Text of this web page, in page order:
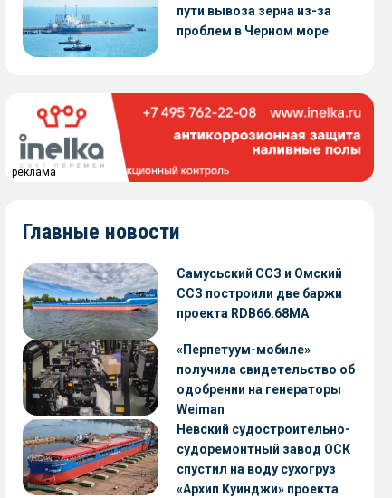
пути вывоза зерна из-за
проблем в Черном море
реклама
Главные новости
Самусьский ССЗ и Омский
ССЗ построили две баржи
проекта RDB66.68МА
«Перпетуум-мобиле»
получила свидетельство об
одобрении на генераторы
Weiman
Невский судостроительно-
судоремонтный завод ОСК
спустил на воду сухогруз
«Архип Куинджи» проекта